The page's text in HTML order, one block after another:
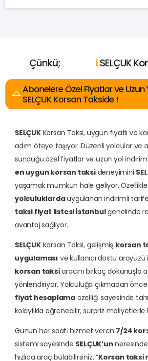
Çünkü; EnYakın
Enİyi
EnHızlı
SELÇUK
Abonelere Özel Fiyatlar ve Uzun
SELÇUK Korsan Takside !
SELÇUKKorsan Taksi, uygun fiyatlı ve
adım öteye taşıyor. Düzenli yolcular ve
sunduğu özel fiyatlar ve uzun yol
en uygun korsan taksideneyimini
yaşamak mümkün hale geliyor. Özellikle
yolculuklardauygulanan indirimli
taksi fiyat listesi İstanbulgenelinde
avantaj sağlıyor.
SELÇUKKorsan Taksi, gelişmiş korsan
uygulaması ve kullanıcı dostu arayüzü
korsan taksiaracını birkaç dokunuşla
yönlendiriyor. Yolculuğa çıkmadan önce
fiyat hesaplama özelliği sayesinde
kolaylıkla öğrenebilir, sürpriz maliyetlerle
Günün her saati hizmet veren 7/24
sistemi sayesinde SELÇUK’un
hızlıca araç bulabilirsiniz. “Korsan taksi